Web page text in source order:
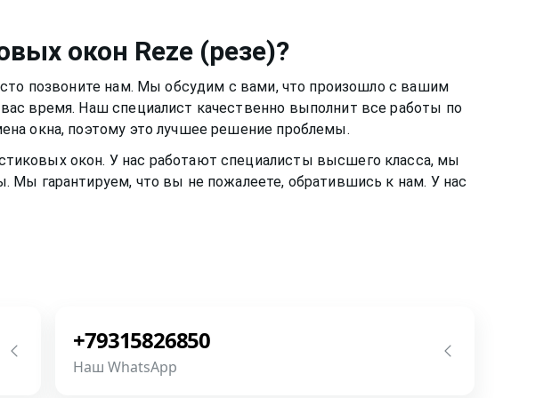
окон Reze (резе)?
позвоните нам. Мы обсудим с вами, что произошло с вашим
время. Наш специалист качественно выполнит все работы по
окна, поэтому это лучшее решение проблемы.
окон. У нас работают специалисты высшего класса, мы
Мы гарантируем, что вы не пожалеете, обратившись к нам. У нас
+79315826850
Наш WhatsApp